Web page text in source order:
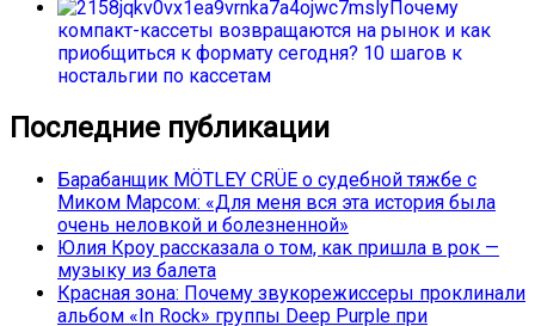
Почему
компакт-кассеты возвращаются на рынок и как
приобщиться к формату сегодня? 10 шагов к
ностальгии по кассетам
Последние публикации
Барабанщик MÖTLEY CRÜE о судебной тяжбе с
Миком Марсом: «Для меня вся эта история была
очень неловкой и болезненной»
Юлия Кроу рассказала о том, как пришла в рок —
музыку из балета
Красная зона: Почему звукорежиссеры проклинали
альбом «In Rock» группы Deep Purple при